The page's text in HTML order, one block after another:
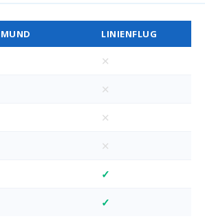
LINIENFLUG
✕
✕
✕
✕
✓
✓